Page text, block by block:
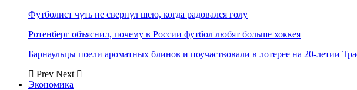
Футболист чуть не свернул шею, когда радовался голу
Ротенберг объяснил, почему в России футбол любят больше хоккея
Барнаульцы поели ароматных блинов и поучаствовали в лотерее на 20-летии
Prev Next
Экономика